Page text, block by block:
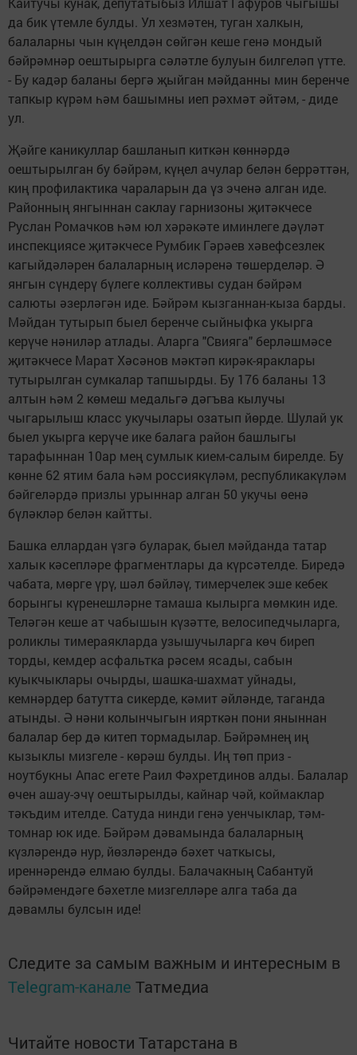
да бик үтемле булды. Ул хезмәтен, туган халкын,
балаларны чын күңелдән сөйгән кеше генә мондый
бәйрәмнәр оештырырга сәләтле булуын билгеләп үтте.
- Бу кадәр баланы бергә җыйган мәйданны мин беренче
тапкыр күрәм һәм башымны иеп рәхмәт әйтәм, - диде
ул.
Җәйге каникуллар башланып киткән көннәрдә
оештырылган бу бәйрәм, күңел ачулар белән беррәттән,
киң профилактика чараларын да үз эченә алган иде.
Районның янгыннан саклау гарнизоны җитәкчесе
Руслан Ромачков һәм юл хәрәкәте иминлеге дәүләт
инспекциясе җитәкчесе Румбик Гәрәев хәвефсезлек
кагыйдәләрен балаларның исләренә төшерделәр. Ә
янгын сүндерү бүлеге коллективы судан бәйрәм
салюты әзерләгән иде. Бәйрәм кызганнан-кыза барды.
Мәйдан тутырып быел беренче сыйныфка укырга
керүче нәниләр атлады. Аларга "Свияга" берләшмәсе
җитәкчесе Марат Хәсәнов мәктәп кирәк-яраклары
тутырылган сумкалар тапшырды. Бу 176 баланы 13
алтын һәм 2 көмеш медальгә дәгъва кылучы
чыгарылыш класс укучылары озатып йөрде. Шулай ук
быел укырга керүче ике балага район башлыгы
тарафыннан 10ар мең сумлык кием-салым бирелде. Бу
көнне 62 ятим бала һәм россиякүләм, республикакүләм
бәйгеләрдә призлы урыннар алган 50 укучы өенә
бүләкләр белән кайтты.
Башка еллардан үзгә буларак, быел мәйданда татар
халык кәсепләре фрагментлары да күрсәтелде. Биредә
чабата, мөрге үрү, шәл бәйләү, тимерчелек эше кебек
борынгы күренешләрне тамаша кылырга мөмкин иде.
Теләгән кеше ат чабышын күзәтте, велосипедчыларга,
роликлы тимераякларда узышучыларга көч биреп
торды, кемдер асфальтка рәсем ясады, сабын
куыкчыклары очырды, шашка-шахмат уйнады,
кемнәрдер батутта сикерде, кәмит әйләнде, таганда
атынды. Ә нәни колынчыгын иярткән пони яныннан
балалар бер дә китеп тормадылар. Бәйрәмнең иң
кызыклы мизгеле - көрәш булды. Иң төп приз -
ноутбукны Апас егете Раил Фәхретдинов алды. Балалар
өчен ашау-эчү оештырылды, кайнар чәй, коймаклар
тәкъдим ителде. Сатуда нинди генә уенчыклар, тәм-
томнар юк иде. Бәйрәм дәвамында балаларның
күзләрендә нур, йөзләрендә бәхет чаткысы,
иреннәрендә елмаю булды. Балачакның Сабантуй
бәйрәмендәге бәхетле мизгелләре алга таба да
дәвамлы булсын иде!
Следите за самым важным и интересным в
Telegram-канале Татмедиа
Читайте новости Татарстана в